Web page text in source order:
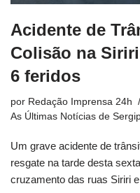
Acidente de
Colisão na
6 feridos
por Redação Imprensa 24h
As Últimas Notícias de
Um grave acidente de
resgate na tarde desta
cruzamento das ruas Siriri